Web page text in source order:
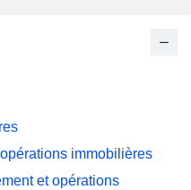
immobilières
et opérations